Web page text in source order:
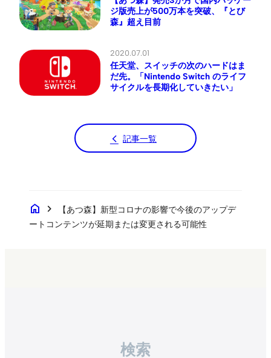
ジ版売上が500万本を突破、『とび
森』超え目前
2020.07.01
任天堂、スイッチの次のハードはま
だ先。「Nintendo Switch のライフ
サイクルを長期化していきたい」
記事一覧
home chevron_right
【あつ森】新型コロナの影響で今後のアップデ
ートコンテンツが延期または変更される可能性
検索